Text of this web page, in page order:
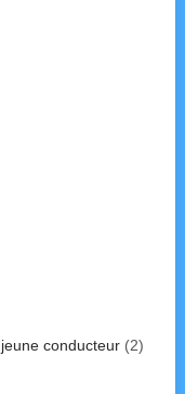
conducteur(2)